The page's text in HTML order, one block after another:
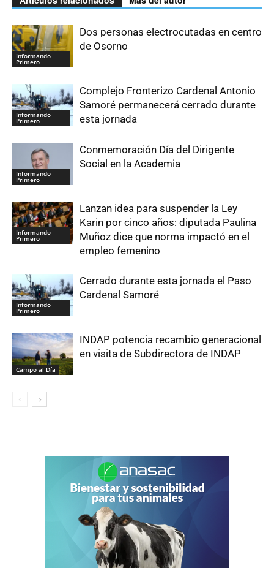
Informando
Primero
Dos personas electrocutadas en centro
de Osorno
Informando
Primero
Complejo Fronterizo Cardenal Antonio
Samoré permanecerá cerrado durante
esta jornada
Informando
Primero
Conmemoración Día del Dirigente
Social en la Academia
Informando
Primero
Lanzan idea para suspender la Ley
Karin por cinco años: diputada Paulina
Muñoz dice que norma impactó en el
empleo femenino
Informando
Primero
Cerrado durante esta jornada el Paso
Cardenal Samoré
Campo al Día
INDAP potencia recambio generacional
en visita de Subdirectora de INDAP